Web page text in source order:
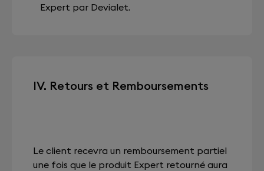
Expert par Devialet.
IV. Retours et Remboursements
Le client recevra un remboursement partiel
une fois que le produit Expert retourné aura